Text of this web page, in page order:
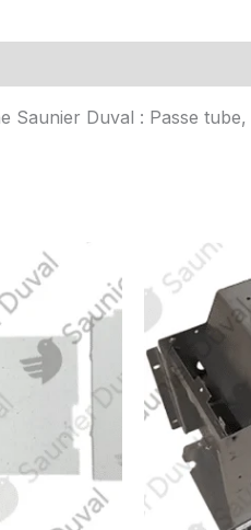
Saunier Duval : Passe